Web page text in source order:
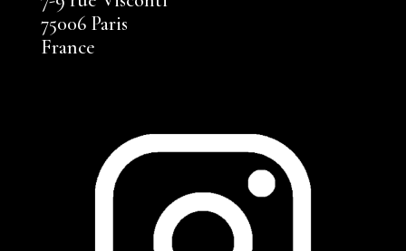
75006 Paris
France